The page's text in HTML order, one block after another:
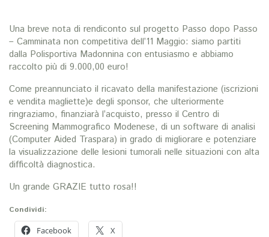
Una breve nota di rendiconto sul progetto Passo dopo Passo
– Camminata non competitiva dell’11 Maggio: siamo partiti
dalla Polisportiva Madonnina con entusiasmo e abbiamo
raccolto più di 9.000,00 euro!
Come preannunciato il ricavato della manifestazione (iscrizioni
e vendita magliette)e degli sponsor, che ulteriormente
ringraziamo, finanziarà l’acquisto, presso il Centro di
Screening Mammografico Modenese, di un software di analisi
(Computer Aided Traspara) in grado di migliorare e potenziare
la visualizzazione delle lesioni tumorali nelle situazioni con alta
difficoltà diagnostica.
Un grande GRAZIE tutto rosa!!
Condividi:
Facebook X